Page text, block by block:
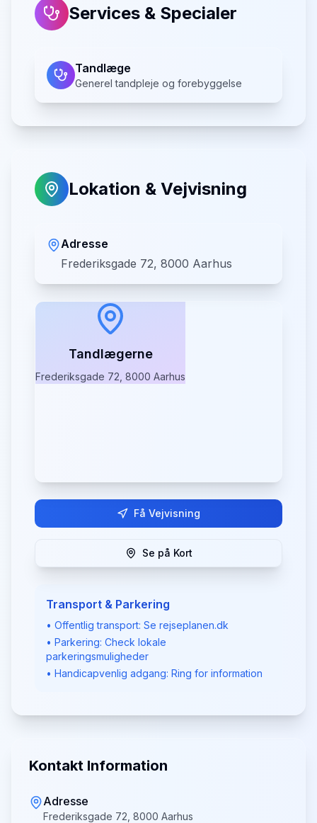
Services & Specialer
Tandlæge
Generel tandpleje og forebyggelse
Lokation & Vejvisning
Adresse
Frederiksgade 72, 8000 Aarhus
Tandlægerne
Frederiksgade 72, 8000 Aarhus
Få Vejvisning
Se på Kort
Transport & Parkering
• Offentlig transport: Se rejseplanen.dk
• Parkering: Check lokale
parkeringsmuligheder
• Handicapvenlig adgang: Ring for information
Kontakt Information
Adresse
Frederiksgade 72, 8000 Aarhus